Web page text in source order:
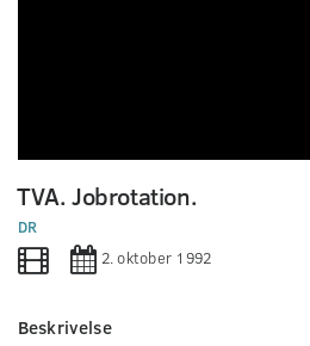
seconds
of
0
seconds
TVA. Jobrotation.
DR
2. oktober 1992
Beskrivelse